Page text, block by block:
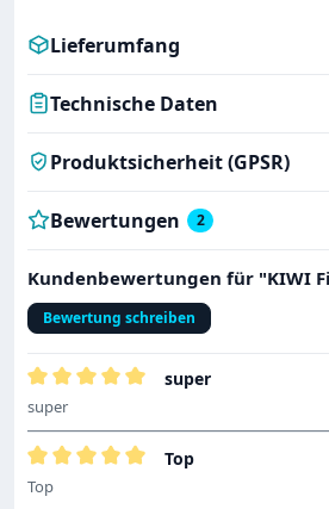
Lieferumfang
Technische Daten
Produktsicherheit (GPSR)
Bewertungen 2
Kundenbewertungen für "KIWI
Bewertung schreiben
Bewertung mit 5 von 5 Sternen
super
super
Bewertung mit 5 von 5 Sternen
Top
Top